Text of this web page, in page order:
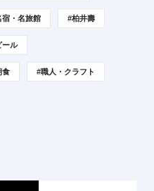
宿・名旅館 #柏井壽
ール
食 #職人・クラフト